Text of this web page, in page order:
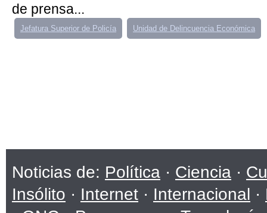
de prensa...
Jefatura Superior de Policía Unidad de Delincuencia Económica
Noticias de: Política · Ciencia ·
Insólito · Internet · Internacional ·